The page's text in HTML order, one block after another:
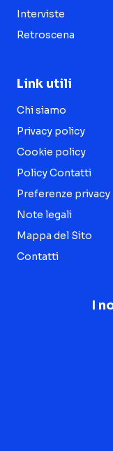
Interviste
Retroscena
Link utili
Chi siamo
Privacy policy
Cookie policy
Policy Contatti
Preferenze privacy
Note legali
Mappa del Sito
Contatti
I